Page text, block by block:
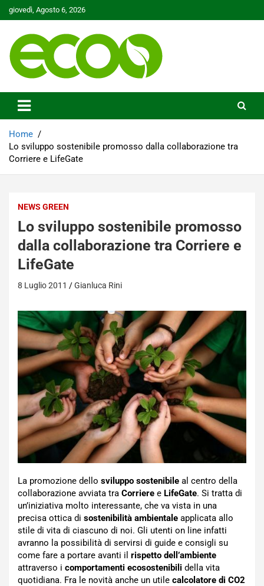
Skip
to
giovedì, Agosto 6, 2026
Ecoo.it
Home
Lo sviluppo sostenibile promosso dalla collaborazione tra
Corriere e LifeGate
NEWS GREEN
Lo sviluppo sostenibile promosso
dalla collaborazione tra Corriere e
LifeGate
8 Luglio 2011 Gianluca Rini
La promozione dello sviluppo sostenibile al centro della
collaborazione avviata tra Corriere e LifeGate. Si tratta di
un’iniziativa molto interessante, che va vista in una
precisa ottica di sostenibilità ambientale applicata allo
stile di vita di ciascuno di noi. Gli utenti on line infatti
avranno la possibilità di servirsi di guide e consigli su
come fare a portare avanti il rispetto dell’ambiente
attraverso i comportamenti ecosostenibili della vita
quotidiana. Fra le novità anche un utile calcolatore di CO2